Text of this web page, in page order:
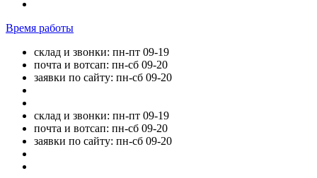
Время работы
склад и звонки: пн-пт 09-19
почта и вотсап: пн-сб 09-20
заявки по сайту: пн-сб 09-20
склад и звонки: пн-пт 09-19
почта и вотсап: пн-сб 09-20
заявки по сайту: пн-сб 09-20